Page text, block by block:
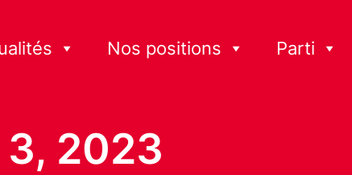
Nos positions Parti
2023